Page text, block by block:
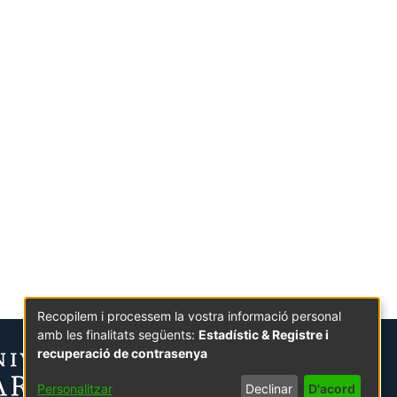
Recopilem i processem la vostra informació personal
amb les finalitats següents: Estadístic & Registre i
recuperació de contrasenya
Personalitzar Declinar D'acord